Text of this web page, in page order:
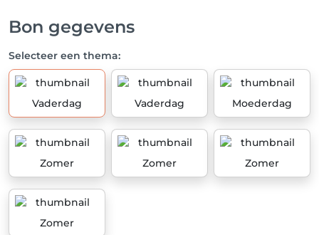
Bon gegevens
Selecteer een thema:
Vaderdag Vaderdag Moederdag
Zomer Zomer Zomer
Zomer